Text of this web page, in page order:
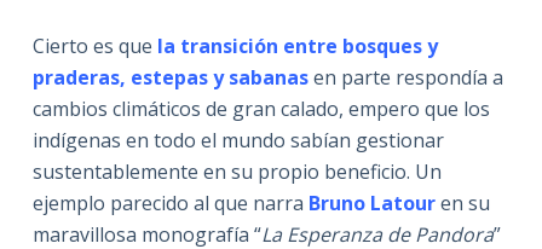
Cierto es que la transición entre bosques y
praderas, estepas y sabanasen parte respondía a
cambios climáticos de gran calado, empero que los
indígenas en todo el mundo sabían gestionar
sustentablemente en su propio beneficio. Un
ejemplo parecido al que narra Bruno Latouren su
maravillosa monografía “La Esperanza de Pandora”